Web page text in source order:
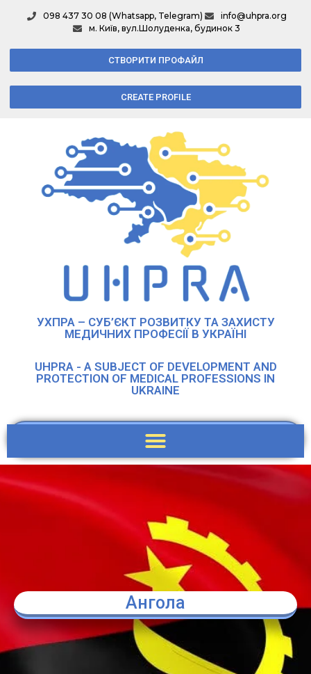
098 437 30 08 (Whatsapp, Telegram)
info@uhpra.org
м. Київ, вул.Шолуденка, будинок 3
СТВОРИТИ ПРОФАЙЛ
CREATE PROFILE
УХПРА – СУБ’ЄКТ РОЗВИТКУ ТА ЗАХИСТУ
МЕДИЧНИХ ПРОФЕСІЇ В УКРАЇНІ
UHPRA - A SUBJECT OF DEVELOPMENT AND
PROTECTION OF MEDICAL PROFESSIONS IN
UKRAINE
Ангола